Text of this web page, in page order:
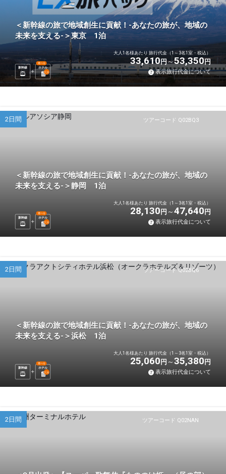
＜新幹線の旅で地域創生に貢献！-あなたの旅が、地域の
未来を支える-＞東京 1泊
新幹線 ホテル
選べる
1 泊
大人1名様あたり 旅行代金（1～3名1室・税込）
33,610円 53,350円
表示旅行代金について
ツアーコード Q02BQ3
2日間
＜新幹線の旅で地域創生に貢献！-あなたの旅が、地域の
未来を支える-＞静岡 1泊
新幹線 ホテル
選べる
1 泊
大人1名様あたり 旅行代金（1～3名1室・税込）
28,130 円 47,640 円
表示旅行代金について
ツアーコード Q02BQ6
2日間
＜新幹線の旅で地域創生に貢献！-あなたの旅が、地域の
未来を支える-＞浜松 1泊
新幹線 ホテル
選べる
1 泊
大人1名様あたり 旅行代金（1～3名1室・税込）
25,060 円 35,380 円
表示旅行代金について
ツアーコード Q02NAN
2日間